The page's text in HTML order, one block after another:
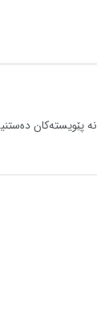
پێویستەکان